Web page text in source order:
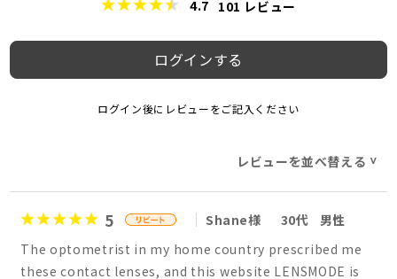
4.7 101 レビュー
ログインする
ログイン後にレビューをご記入ください
レビューを並べ替える >
5 Shane様 30代
男性
The optometrist in my home country prescribed me
these contact lenses, and this website LENSMODE is